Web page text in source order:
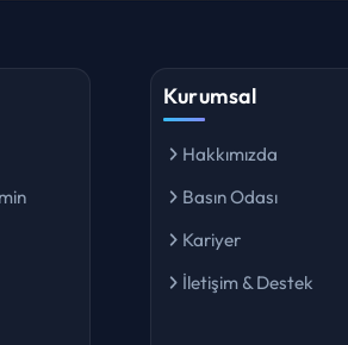
Kurumsal
Hakkımızda
Basın Odası
Kariyer
İletişim & Destek